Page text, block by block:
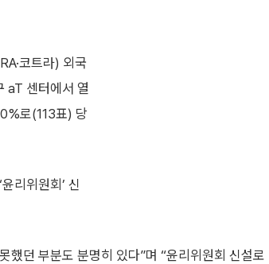
코트라) 외국
aT 센터에서 열
로(113표) 당
리위원회’ 신
했던 부분도 분명히 있다”며 “윤리위원회 신설로